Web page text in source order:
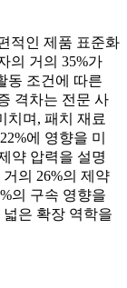
적인 제품 표준화
의 거의 35%가
동 조건에 따른
격차는 전문 사
치며, 패치 재료
에 영향을 미
약 압력을 설명
의 26%의 제약
의 구속 영향을
은 확장 역학을